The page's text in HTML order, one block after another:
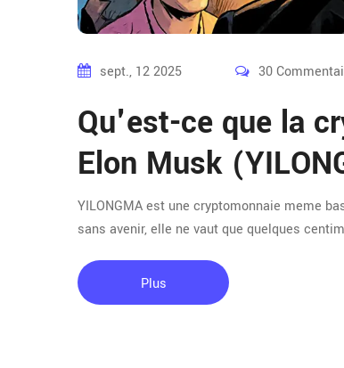
sept., 12 2025 30
Qu'est-ce que la
Elon Musk
YILONGMA est une cryptomonnaie meme
sans avenir, elle ne vaut que quelques
Plus